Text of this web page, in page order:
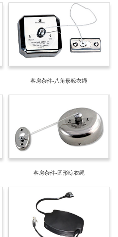
客房杂件-八角形晾衣绳
客房杂件-圆形晾衣绳